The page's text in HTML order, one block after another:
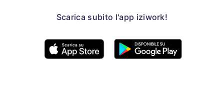
Scarica subito l'app iziwork!